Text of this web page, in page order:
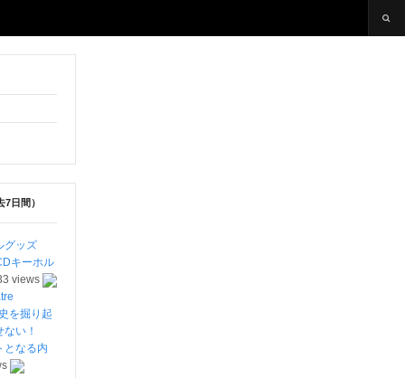
日間）
グッズ
キーホル
views
を掘り起
ない！
となる内